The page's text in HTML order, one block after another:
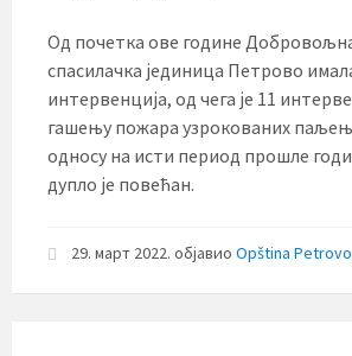
Од почетка ове године
спасилачка јединица Петрово
интервенција, од чега је 11
гашењу пожара узрокованих
односу на исти период прошле
дупло је повећан.
29. март 2022. објавио Opština Petrovo